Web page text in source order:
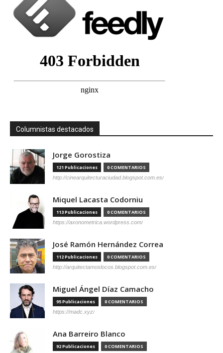
Columnistas destacados
Jorge Gorostiza
121 Publicaciones 0 COMENTARIOS
http://cinearquitecturaciudad.blogspot.com.es/
Miquel Lacasta Codorniu
113 Publicaciones 0 COMENTARIOS
https://axonometrica.wordpress.com/
José Ramón Hernández Correa
112 Publicaciones 0 COMENTARIOS
http://arquitectamoslocos.blogspot.com.es/
Miguel Ángel Díaz Camacho
95 Publicaciones 0 COMENTARIOS
https://madc.xyz/
Ana Barreiro Blanco
92 Publicaciones 0 COMENTARIOS